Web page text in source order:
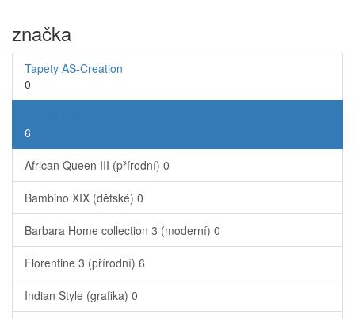
značka
Tapety AS-Creation
0
6
African Queen III (přírodní) 0
Bambino XIX (dětské) 0
Barbara Home collection 3 (moderní) 0
Florentine 3 (přírodní) 6
Indian Style (grafika) 0